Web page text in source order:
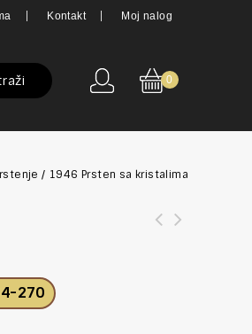
Kontakt Moj nalog
0
/ 1946 Prsten sa kristalima
270